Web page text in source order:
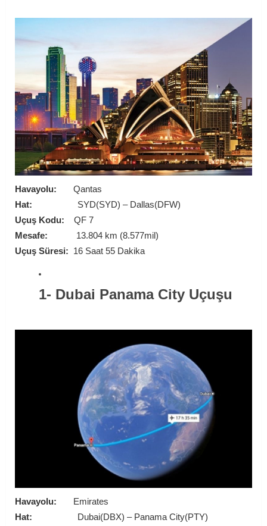
Havayolu:
Qantas
Hat:
SYD(SYD) – Dallas(DFW)
Uçuş Kodu:
QF 7
Mesafe:
13.804 km (8.577mil)
Uçuş Süresi: 16 Saat 55 Dakika
1- Dubai Panama City Uçuşu
Havayolu:
Emirates
Hat:
Dubai(DBX) – Panama City(PTY)